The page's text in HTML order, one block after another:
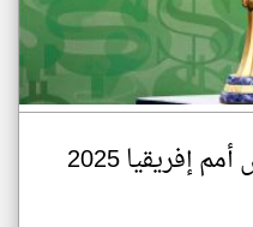
إفريقيا 2025